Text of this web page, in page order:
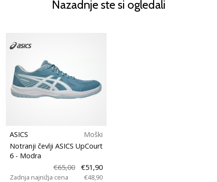
Nazadnje ste si ogledali
ASICS
Moški
Notranji čevlji ASICS UpCourt
6 - Modra
€65,00
€51,90
Zadnja najnižja cena €48,90